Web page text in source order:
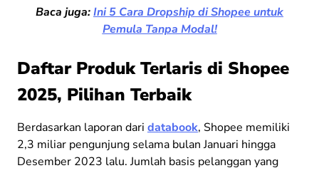
Baca juga:Ini 5 Cara Dropship di Shopee untuk
Pemula Tanpa Modal!
Daftar Produk Terlaris di Shopee
2025, Pilihan Terbaik
Berdasarkan laporan dari databook, Shopee memiliki
2,3 miliar pengunjung selama bulan Januari hingga
Desember 2023 lalu. Jumlah basis pelanggan yang